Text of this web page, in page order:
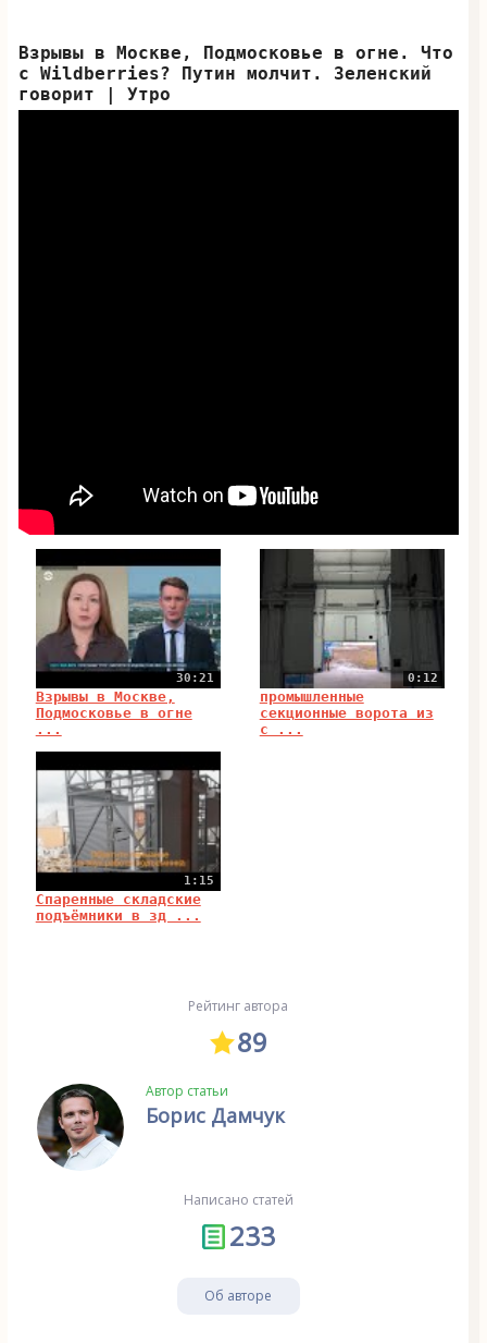
Взрывы в Москве, Подмосковье в огне. Что
с Wildberries? Путин молчит. Зеленский
говорит | Утро
30:21
Взрывы в Москве,
Подмосковье в огне
...
0:12
промышленные
секционные ворота из
с ...
1:15
Спаренные складские
подъёмники в зд ...
Рейтинг автора
89
Автор статьи
Борис Дамчук
Написано статей
233
Об авторе